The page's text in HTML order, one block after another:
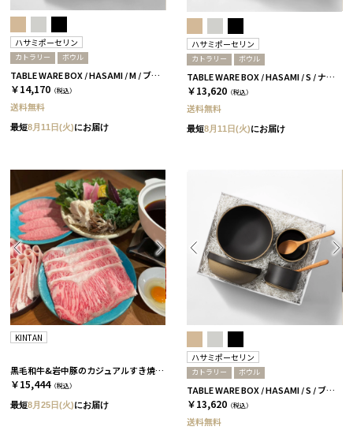
ハサミポーセリン
カトラリー ボウル
TABLE WARE BOX / HASAMI / M / ブラック［ハサミポーセリン］
￥14,170 （税込）
送料無料
最短8月11日(火)にお届け
ハサミポーセリン
カトラリー ボウル
TABLE WARE BOX / HASAMI / S / ナチュラル［ハサミポーセリン］
￥13,620 （税込）
送料無料
最短8月11日(火)にお届け
KINTAN
黒毛和牛&岩中豚のカジュアルすき焼きセット［KINTAN］
￥15,444（税込）
最短8月25日(火)にお届け
ハサミポーセリン
カトラリー ボウル
TABLE WARE BOX / HASAMI / S / ブラック［ハサミポーセリン］
￥13,620 （税込）
送料無料